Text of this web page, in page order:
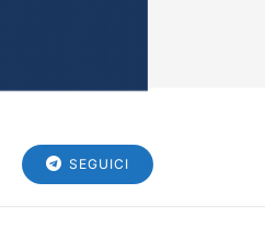
SEGUICI